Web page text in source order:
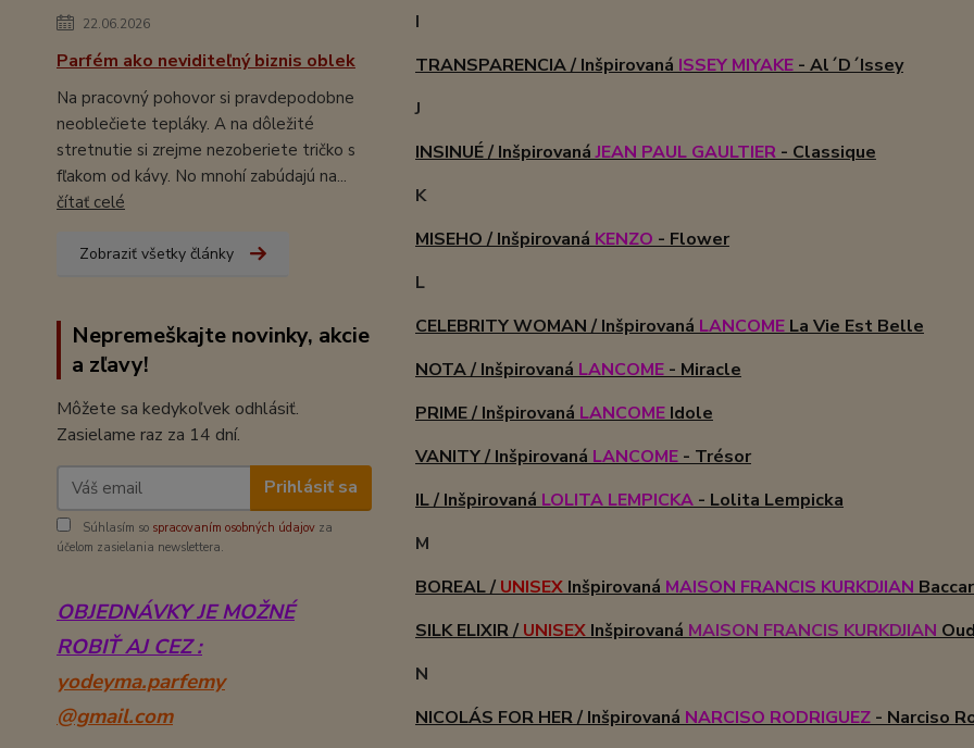
22.06.2026
Parfém ako neviditeľný biznis oblek
Na pracovný pohovor si pravdepodobne
neoblečiete tepláky. A na dôležité
stretnutie si zrejme nezoberiete tričko s
fľakom od kávy. No mnohí zabúdajú na...
čítať celé
Zobraziť všetky články
Nepremeškajte novinky, akcie
a zľavy!
Môžete sa kedykoľvek odhlásiť.
Zasielame raz za 14 dní.
Prihlásiť sa
Súhlasím so spracovaním osobných údajov za
účelom zasielania newslettera.
OBJEDNÁVKY JE MOŽNÉ
ROBIŤ AJ CEZ :
yodeyma.parfemy
@gmail.com
I
TRANSPARENCIA / Inšpirovaná ISSEY MIYAKE - Al´D´Issey
J
INSINUÉ / InšpirovanáJEAN PAUL GAULTIER- Classique
K
MISEHO / Inšpirovaná KENZO - Flower
L
CELEBRITY WOMAN / Inšpirovaná LANCOMELa Vie Est Belle
NOTA / Inšpirovaná LANCOME- Miracle
PRIME / Inšpirovaná LANCOMEIdole
VANITY / Inšpirovaná LANCOME- Trésor
IL / Inšpirovaná LOLITA LEMPICKA- Lolita Lempicka
M
BOREAL / UNISEXInšpirovaná MAISON FRANCIS KURKDJIAN
SILK ELIXIR / UNISEXInšpirovaná MAISON FRANCIS KURKDJIAN
N
NICOLÁS FOR HER / Inšpirovaná NARCISO RODRIGUEZ- Narciso